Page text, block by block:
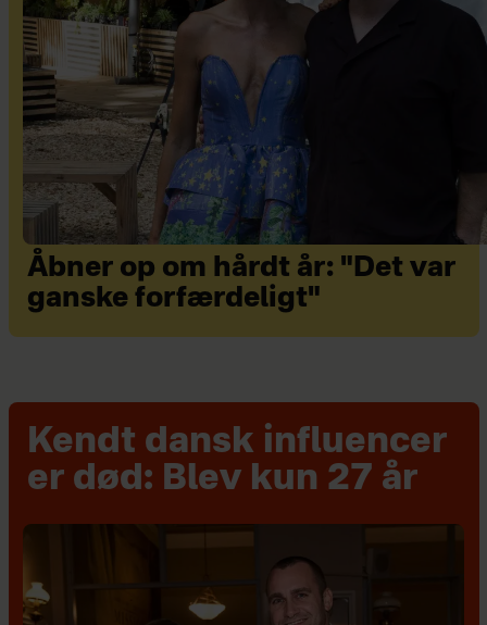
Åbner op om hårdt år: "Det var
ganske forfærdeligt"
Kendt dansk influencer
er død: Blev kun 27 år